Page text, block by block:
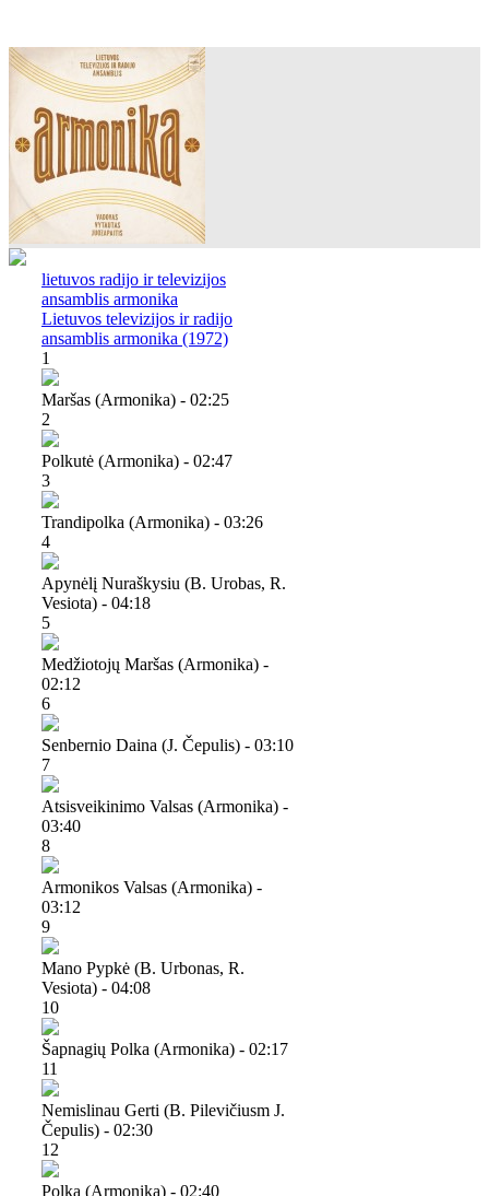
lietuvos radijo ir televizijos
ansamblis armonika
Lietuvos televizijos ir radijo
ansamblis armonika (1972)
1
Maršas (armonika) - 02:25
2
Polkutė (armonika) - 02:47
3
Trandipolka (armonika) - 03:26
4
Apynėlį Nuraškysiu (b. Urobas, R.
Vesiota) - 04:18
5
Medžiotojų Maršas (armonika) -
02:12
6
Senbernio Daina (j. Čepulis) - 03:10
7
Atsisveikinimo Valsas (armonika) -
03:40
8
Armonikos Valsas (armonika) -
03:12
9
Mano Pypkė (b. Urbonas, R.
Vesiota) - 04:08
10
Šapnagių Polka (armonika) - 02:17
11
Nemislinau Gerti (b. Pilevičiusm J.
Čepulis) - 02:30
12
Polka (armonika) - 02:40